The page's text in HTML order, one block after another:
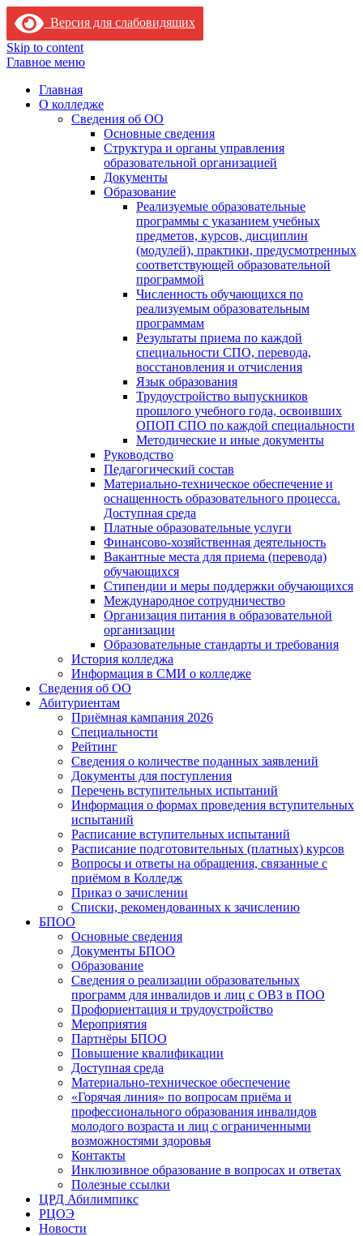
Версия для слабовидящих
Skip to content
Главное меню
Главная
О колледже
Сведения об ОО
Основные сведения
Структура и органы управления
образовательной организацией
Документы
Образование
Реализуемые образовательные
программы с указанием учебных
предметов, курсов, дисциплин
(модулей), практики, предусмотренных
соответствующей образовательной
программой
Численность обучающихся по
реализуемым образовательным
программам
Результаты приема по каждой
специальности СПО, перевода,
восстановления и отчисления
Язык образования
Трудоустройство выпускников
прошлого учебного года, освоивших
ОПОП СПО по каждой специальности
Методические и иные документы
Руководство
Педагогический состав
Материально-техническое обеспечение и
оснащенность образовательного процесса.
Доступная среда
Платные образовательные услуги
Финансово-хозяйственная деятельность
Вакантные места для приема (перевода)
обучающихся
Стипендии и меры поддержки обучающихся
Международное сотрудничество
Организация питания в образовательной
организации
Образовательные стандарты и требования
История колледжа
Информация в СМИ о колледже
Сведения об ОО
Абитуриентам
Приёмная кампания 2026
Специальности
Рейтинг
Сведения о количестве поданных заявлений
Документы для поступления
Перечень вступительных испытаний
Информация о формах проведения вступительных
испытаний
Расписание вступительных испытаний
Расписание подготовительных (платных) курсов
Вопросы и ответы на обращения, связанные с
приёмом в Колледж
Приказ о зачислении
Списки, рекомендованных к зачислению
БПОО
Основные сведения
Документы БПОО
Образование
Сведения о реализации образовательных
программ для инвалидов и лиц с ОВЗ в ПОО
Профориентация и трудоустройство
Мероприятия
Партнёры БПОО
Повышение квалификации
Доступная среда
Материально-техническое обеспечение
«Горячая линия» по вопросам приёма и
профессионального образования инвалидов
молодого возраста и лиц с ограниченными
возможностями здоровья
Контакты
Инклюзивное образование в вопросах и ответах
Полезные ссылки
ЦРД Абилимпикс
РЦОЭ
Новости